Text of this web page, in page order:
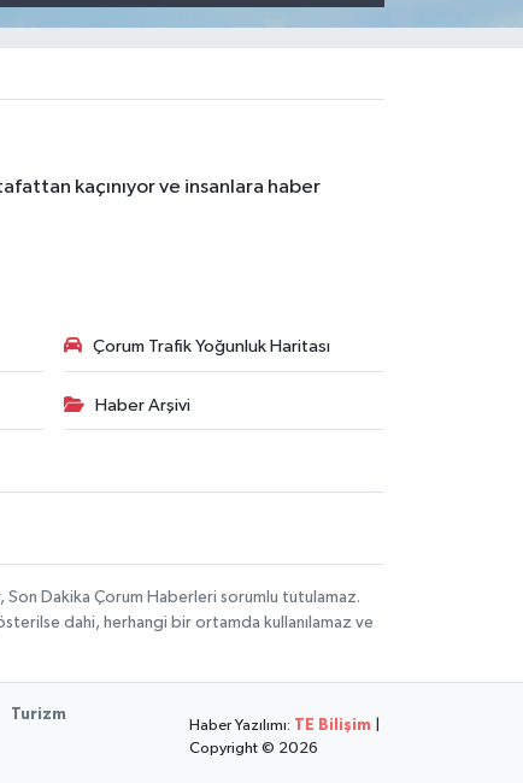
kaçınıyor ve insanlara haber
Çorum Trafik Yoğunluk Haritası
Haber Arşivi
Son Dakika Çorum Haberleri sorumlu tutulamaz.
dahi, herhangi bir ortamda kullanılamaz ve
Turizm
Haber Yazılımı: TE Bilişim
Copyright © 2026